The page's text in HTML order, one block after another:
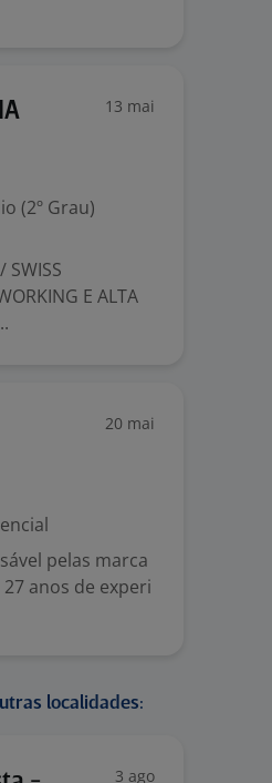
13 mai
(2º Grau)
SWISS
E ALTA
20 mai
pelas marca
anos de experi
localidades:
3 ago